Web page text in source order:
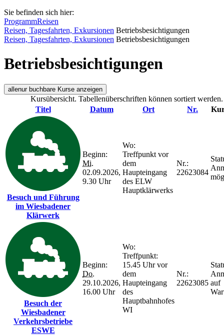
Sie befinden sich hier:
ProgrammReisen
Reisen, Tagesfahrten, Exkursionen Betriebsbesichtigungen
Reisen, Tagesfahrten, Exkursionen Betriebsbesichtigungen
Betriebsbesichtigungen
allenur buchbare Kurse anzeigen
Kursübersicht. Tabellenüberschriften können sortiert werden.
Titel
Datum Ort Nr.
Besuch und Führung
im Wiesbadener
Klärwerk
Beginn:
Mi.
02.09.2026,
9.30 Uhr
Wo:
Treffpunkt vor
dem
Haupteingang
des ELW
Hauptklärwerks
Nr.:
22623084
Besuch der
Wiesbadener
Verkehrsbetriebe
ESWE
Beginn:
Do.
29.10.2026,
16.00 Uhr
Wo:
Treffpunkt:
15.45 Uhr vor
dem
Haupteingang
des
Hauptbahnhofes
WI
Nr.:
22623085 auf